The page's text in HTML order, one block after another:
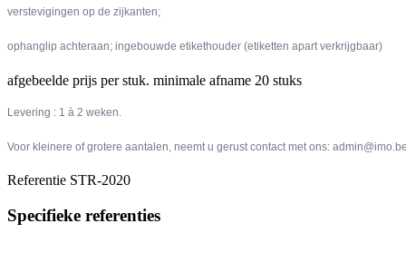
verstevigingen op de zijkanten;
ophanglip achteraan; ingebouwde etikethouder (etiketten apart verkrijgbaar)
afgebeelde prijs per stuk. minimale afname 20 stuks
Levering : 1 à 2 weken.
Voor kleinere of grotere aantalen, neemt u gerust contact met ons: admin@imo.be
Referentie STR-2020
Specifieke referenties